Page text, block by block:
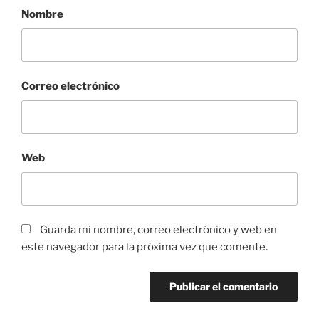
Nombre
Correo electrónico
Web
Guarda mi nombre, correo electrónico y web en
este navegador para la próxima vez que comente.